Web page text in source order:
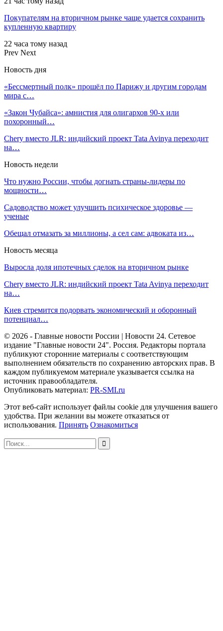
Покупателям на вторичном рынке чаще удается сохранить
купленную квартиру
22 часа тому назад
Prev Next
Новость дня
«Бессмертный полк» прошёл по Парижу и другим городам
мира с…
«Закон Чубайса»: амнистия для олигархов 90-х или
похоронный…
Chery вместо JLR: индийский проект Tata Avinya переходит
на…
Новость недели
Что нужно России, чтобы догнать страны-лидеры по
мощности…
Садоводство может улучшить психическое здоровье —
ученые
Обещал отмазать за миллионы, а сел сам: адвоката из…
Новость месяца
Выросла доля ипотечных сделок на вторичном рынке
Chery вместо JLR: индийский проект Tata Avinya переходит
на…
Киев стремится подорвать экономический и оборонный
потенциал…
© 2026 - Главные новости России | Новости 24. Сетевое
издание "Главные новости 24". Россия. Редакторы портала
публикуют сторонние материалы с соответствующим
выполнением обязательств по сохранению авторских прав. В
каждом публикуемом материале указывается ссылка на
источник правообладателя.
Опубликовать материал: PR-SMI.ru
Этот веб-сайт использует файлы cookie для улучшения вашего
удобства. При желании вы можете отказаться от
использования. Принять Ознакомиться